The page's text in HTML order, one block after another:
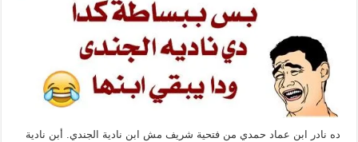
ده نادر ابن عماد حمدي من فتحية شريف مش ابن نادية الجندي. أبن نادية